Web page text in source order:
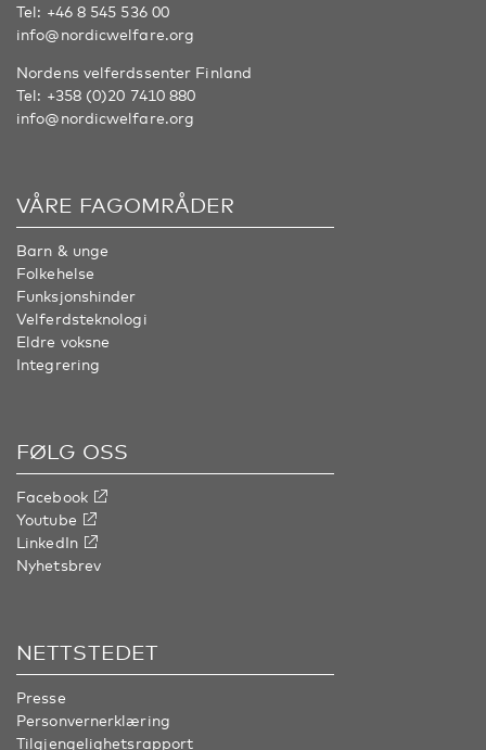
Tel: +46 8 545 536 00
info@nordicwelfare.org
Nordens velferdssenter Finland
Tel: +358 (0)20 7410 880
info@nordicwelfare.org
VÅRE FAGOMRÅDER
Barn & unge
Folkehelse
Funksjonshinder
Velferdsteknologi
Eldre voksne
Integrering
FØLG OSS
Facebook
Youtube
LinkedIn
Nyhetsbrev
NETTSTEDET
Presse
Personvernerklæring
Tilgjengelighetsrapport